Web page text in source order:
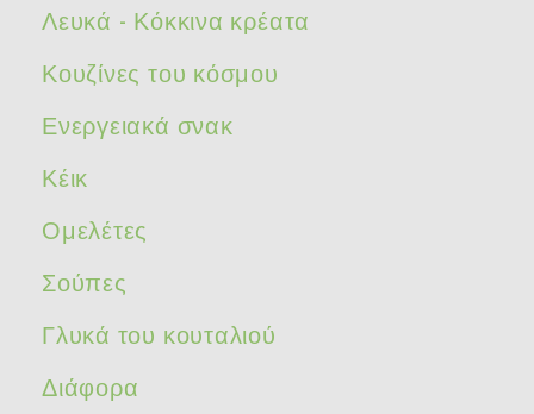
Λευκά - Κόκκινα κρέατα
Κουζίνες του κόσμου
Ενεργειακά σνακ
Κέικ
Ομελέτες
Σούπες
Γλυκά του κουταλιού
Διάφορα